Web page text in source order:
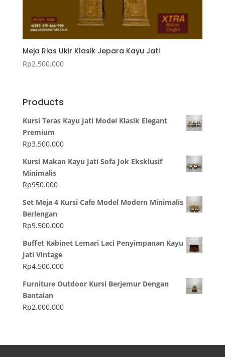
Meja Rias Ukir Klasik Jepara Kayu Jati
Rp2.500.000
Products
Kursi Teras Kayu Jati Model Klasik Elegant
Premium
Rp3.500.000
Kursi Makan Kayu Jati Sofa Jok Eksklusif
Minimalis
Rp950.000
Set Meja 4 Kursi Cafe Model Modern Minimalis
Berlengan
Rp9.500.000
Buffet Kabinet Lemari Laci Penyimpanan Kayu
Jati Vintage
Rp4.500.000
Furniture Outdoor Kursi Berjemur Dengan
Bantalan
Rp2.000.000